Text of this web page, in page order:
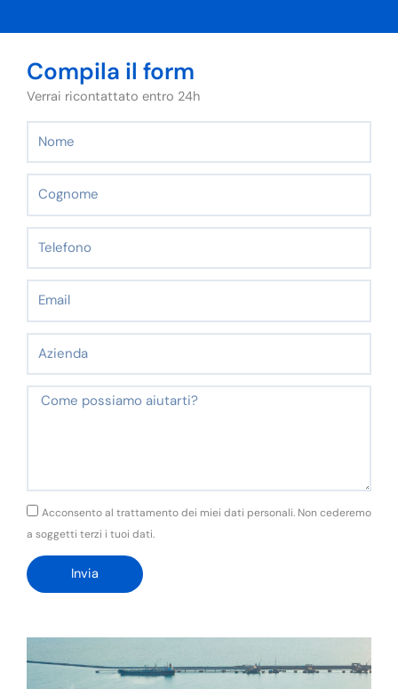
Compila il form
Verrai ricontattato entro 24h
Messaggio
GDPRAcconsento al trattamento dei miei dati personali. Non cederemo
a soggetti terzi i tuoi dati.
Invia